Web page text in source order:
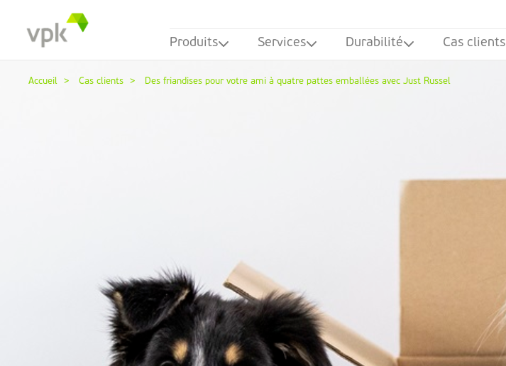
Produits Services Durabilité Cas clients
Accueil Cas clients Des friandises pour votre ami à quatre pattes emballées avec Just Russel